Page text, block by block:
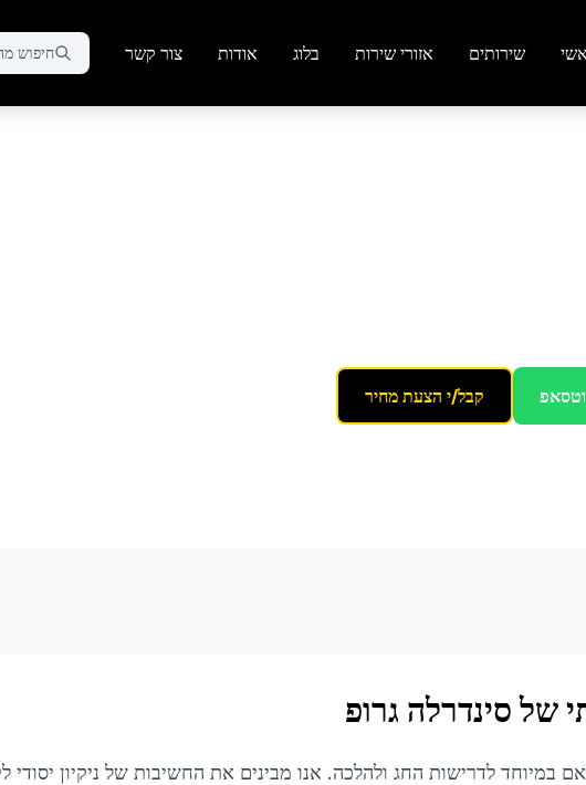
שירותים אזורי שירות בלוג אודות צור קשר חיפוש
קבל/י הצעת מחיר
של סינדרלה גרופ
במיוחד לדרישות החג ולהלכה. אנו מבינים את החשיבות של ניקיון יסודי